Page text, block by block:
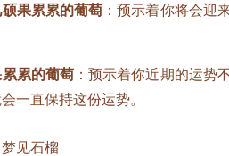
果累累的葡萄 ：预示着你将会迎
累的葡萄：预示着你近期的运势
一直保持这份运势。
梦见石榴